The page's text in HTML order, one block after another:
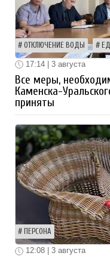
ОТКЛЮЧЕНИЕ ВОДЫ
17:14 | 3 августа
Все меры,
Каменска-
приняты
ПЕРСОНА
12:08 | 3 августа